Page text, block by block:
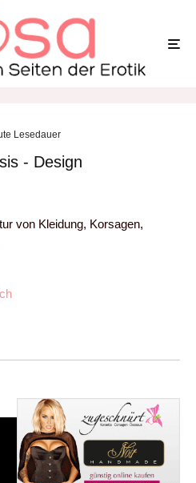
Lesedauer
- Design
von Kleidung, Korsagen,